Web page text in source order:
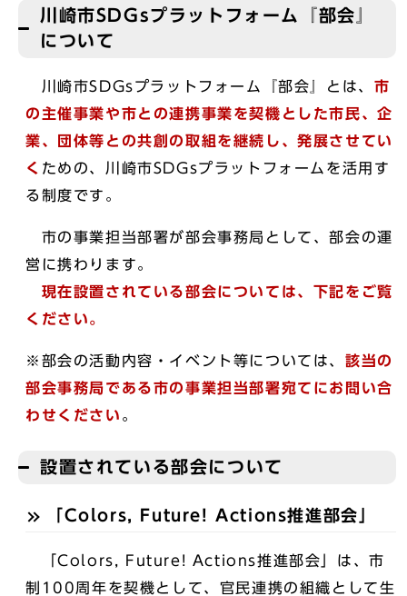
川崎市SDGsプラットフォーム『部会』
について
川崎市SDGsプラットフォーム『部会』とは、 市
の主催事業や市との連携事業を契機とした市民、企
業、団体等との共創の取組を継続し、発展させてい
く ための、川崎市SDGsプラットフォームを活用す
る制度です。
市の事業担当部署が部会事務局として、部会の運
営に携わります。
現在設置されている部会については、下記をご覧
ください。
※部会の活動内容・イベント等については、 該当の
部会事務局である市の事業担当部署宛てにお問い合
わせください 。
設置されている部会について
「Colors, Future! Actions推進部会」
「Colors, Future! Actions推進部会」は、市
制100周年を契機として、官民連携の組織として生